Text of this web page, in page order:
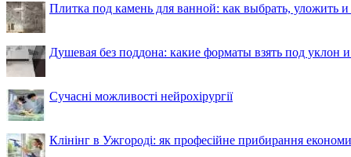
Плитка под камень для ванной: как выбрать, уложить
Душевая без поддона: какие форматы взять под уклон
Сучасні можливості нейрохірургії
Клінінг в Ужгороді: як професійне прибирання